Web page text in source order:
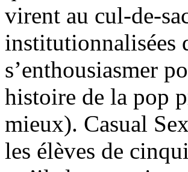
virent au cul-de-
institutionnalisées
s’enthousiasmer
histoire de la pop
mieux). Casual
les élèves de